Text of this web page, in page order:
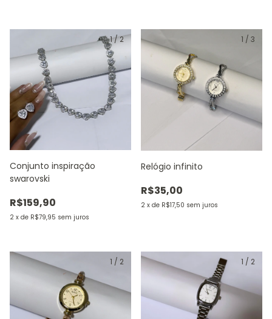
1/2
Conjunto inspiração
swarovski
R$159,90
2 x de R$79,95 sem juros
1 / 3
Relógio infinito
R$35,00
2 x de R$17,50 sem juros
1 / 2 1 / 2